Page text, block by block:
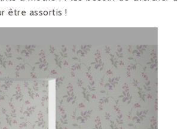
être assortis !